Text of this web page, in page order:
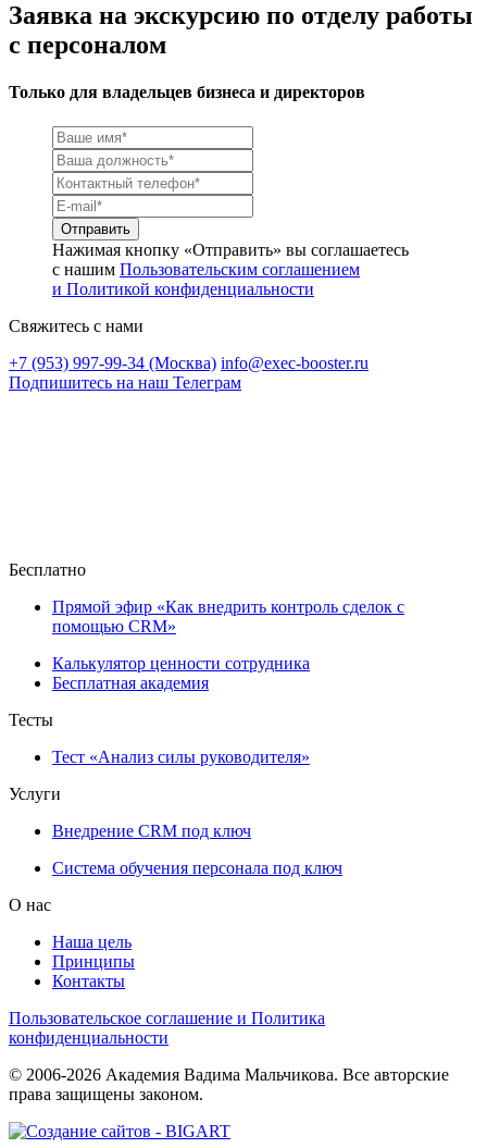
Заявка на экскурсию по отделу работы
с персоналом
Только для владельцев бизнеса и директоров
Нажимая кнопку «Отправить» вы соглашаетесь
с нашим Пользовательским соглашением
и Политикой конфиденциальности
Свяжитесь с нами
+7 (953) 997-99-34 (Москва) info@exec-booster.ru
Подпишитесь на наш Телеграм
Бесплатно
Прямой эфир «Как внедрить контроль сделок с
помощью CRM»
Калькулятор ценности сотрудника
Бесплатная академия
Тесты
Тест «Анализ силы руководителя»
Услуги
Внедрение CRM под ключ
Система обучения персонала под ключ
О нас
Наша цель
Принципы
Контакты
Пользовательское соглашение и Политика
конфиденциальности
© 2006-2026 Академия Вадима Мальчикова. Все авторские
права защищены законом.